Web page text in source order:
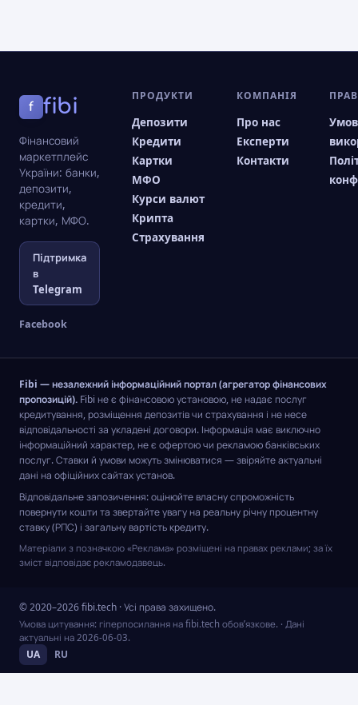
f fibi
Фінансовий
маркетплейс
України: банки,
депозити,
кредити,
картки, МФО.
Підтримка
в
Telegram
Facebook
ПРОДУКТИ
Депозити
Кредити
Картки
МФО
Курси валют
Крипта
Страхування
КОМПАНІЯ
Про нас
Експерти
Контакти
Fibi — незалежний інформаційний портал (агрегатор фінансових
пропозицій). Fibi не є фінансовою установою, не надає послуг
кредитування, розміщення депозитів чи страхування і не несе
відповідальності за укладені договори. Інформація має виключно
інформаційний характер, не є офертою чи рекламою банківських
послуг. Ставки й умови можуть змінюватися — звіряйте актуальні
дані на офіційних сайтах установ.
Відповідальне запозичення: оцінюйте власну спроможність
повернути кошти та звертайте увагу на реальну річну процентну
ставку (РПС) і загальну вартість кредиту.
Матеріали з позначкою «Реклама» розміщені на правах реклами; за їх
зміст відповідає рекламодавець.
© 2020–2026 fibi.tech · Усі права захищено.
Умова цитування: гіперпосилання на fibi.tech обов’язкове. · Дані
актуальні на 2026-06-03.
UA RU